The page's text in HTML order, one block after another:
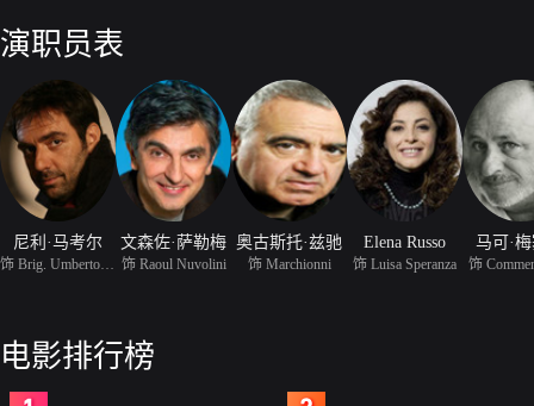
演职员表
尼利·马考尔 文森佐·萨勒梅
饰 Raoul Nuvolini
奥古斯托·兹驰
饰 Marchionni
Elena Russo
饰 Luisa Speranza
马可·
饰
电影排行榜